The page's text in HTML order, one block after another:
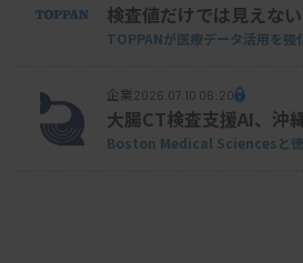
検査値だけでは見えな
TOPPANが医療データ活用を強
企業2026.07.10 06:20
大腸CT検査支援AI、沖
Boston Medical Sciencesと徳